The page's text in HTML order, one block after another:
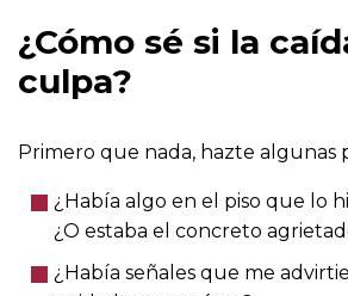
¿Cómo sé si la
culpa?
Primero que nada, hazte algunas
¿Había algo en el piso que lo
¿O estaba el concreto
¿Había señales que me